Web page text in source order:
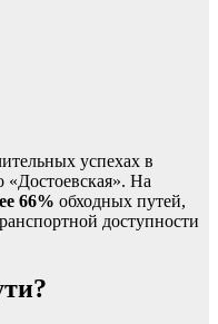
успехах в
«Достоевская». На
66% обходных путей,
доступности